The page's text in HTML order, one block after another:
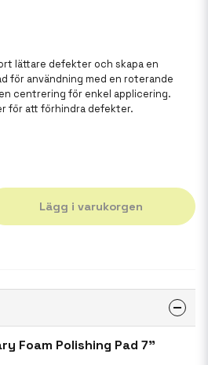
lättare defekter och skapa en
för användning med en roterande
centrering för enkel applicering.
för att förhindra defekter.
Lägg i varukorgen
Foam Polishing Pad 7"